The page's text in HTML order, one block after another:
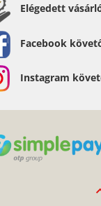
a gyors
öcsim
Elégedett
Facebook
Instagram